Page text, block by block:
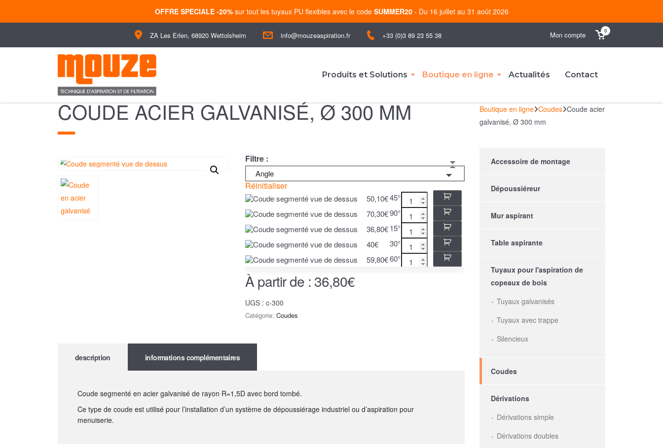
OFFRE SPECIALE -20% sur tout les tuyaux PU flexibles avec le codeSUMMER20- Du 16 juillet au 31 août 2026
ZA Les Erlen, 68920 Wettolsheim info@mouzeaspiration.fr +33 (0)3 89 23 55 38 Mon compte 0
Produits et Solutions Boutique en ligne Actualités Contact
COUDE ACIER GALVANISÉ, Ø 300 MM
Filtre :
Angle
Réinitialiser
50,10€45°
70,30€90°
36,80€15°
40€
30°
59,80€60°
À partir de : 36,80€
UGS : c-300
Catégorie: Coudes
description informations complémentaires
Coude segmenté en acier galvanisé de rayon R=1,5D avec bord tombé.
Ce type de coude est utilisé pour l’installation d’un système de dépoussiérage industriel ou d’aspiration pour
menuiserie.
Boutique en ligne Coudes Coude acier
galvanisé, Ø 300 mm
Accessoire de montage
Dépoussiéreur
Mur aspirant
Table aspirante
Tuyaux pour l'aspiration de
copeaux de bois
Tuyaux galvanisés
Tuyaux avec trappe
Silencieux
Coudes
Dérivations
Dérivations simple
Dérivations doubles